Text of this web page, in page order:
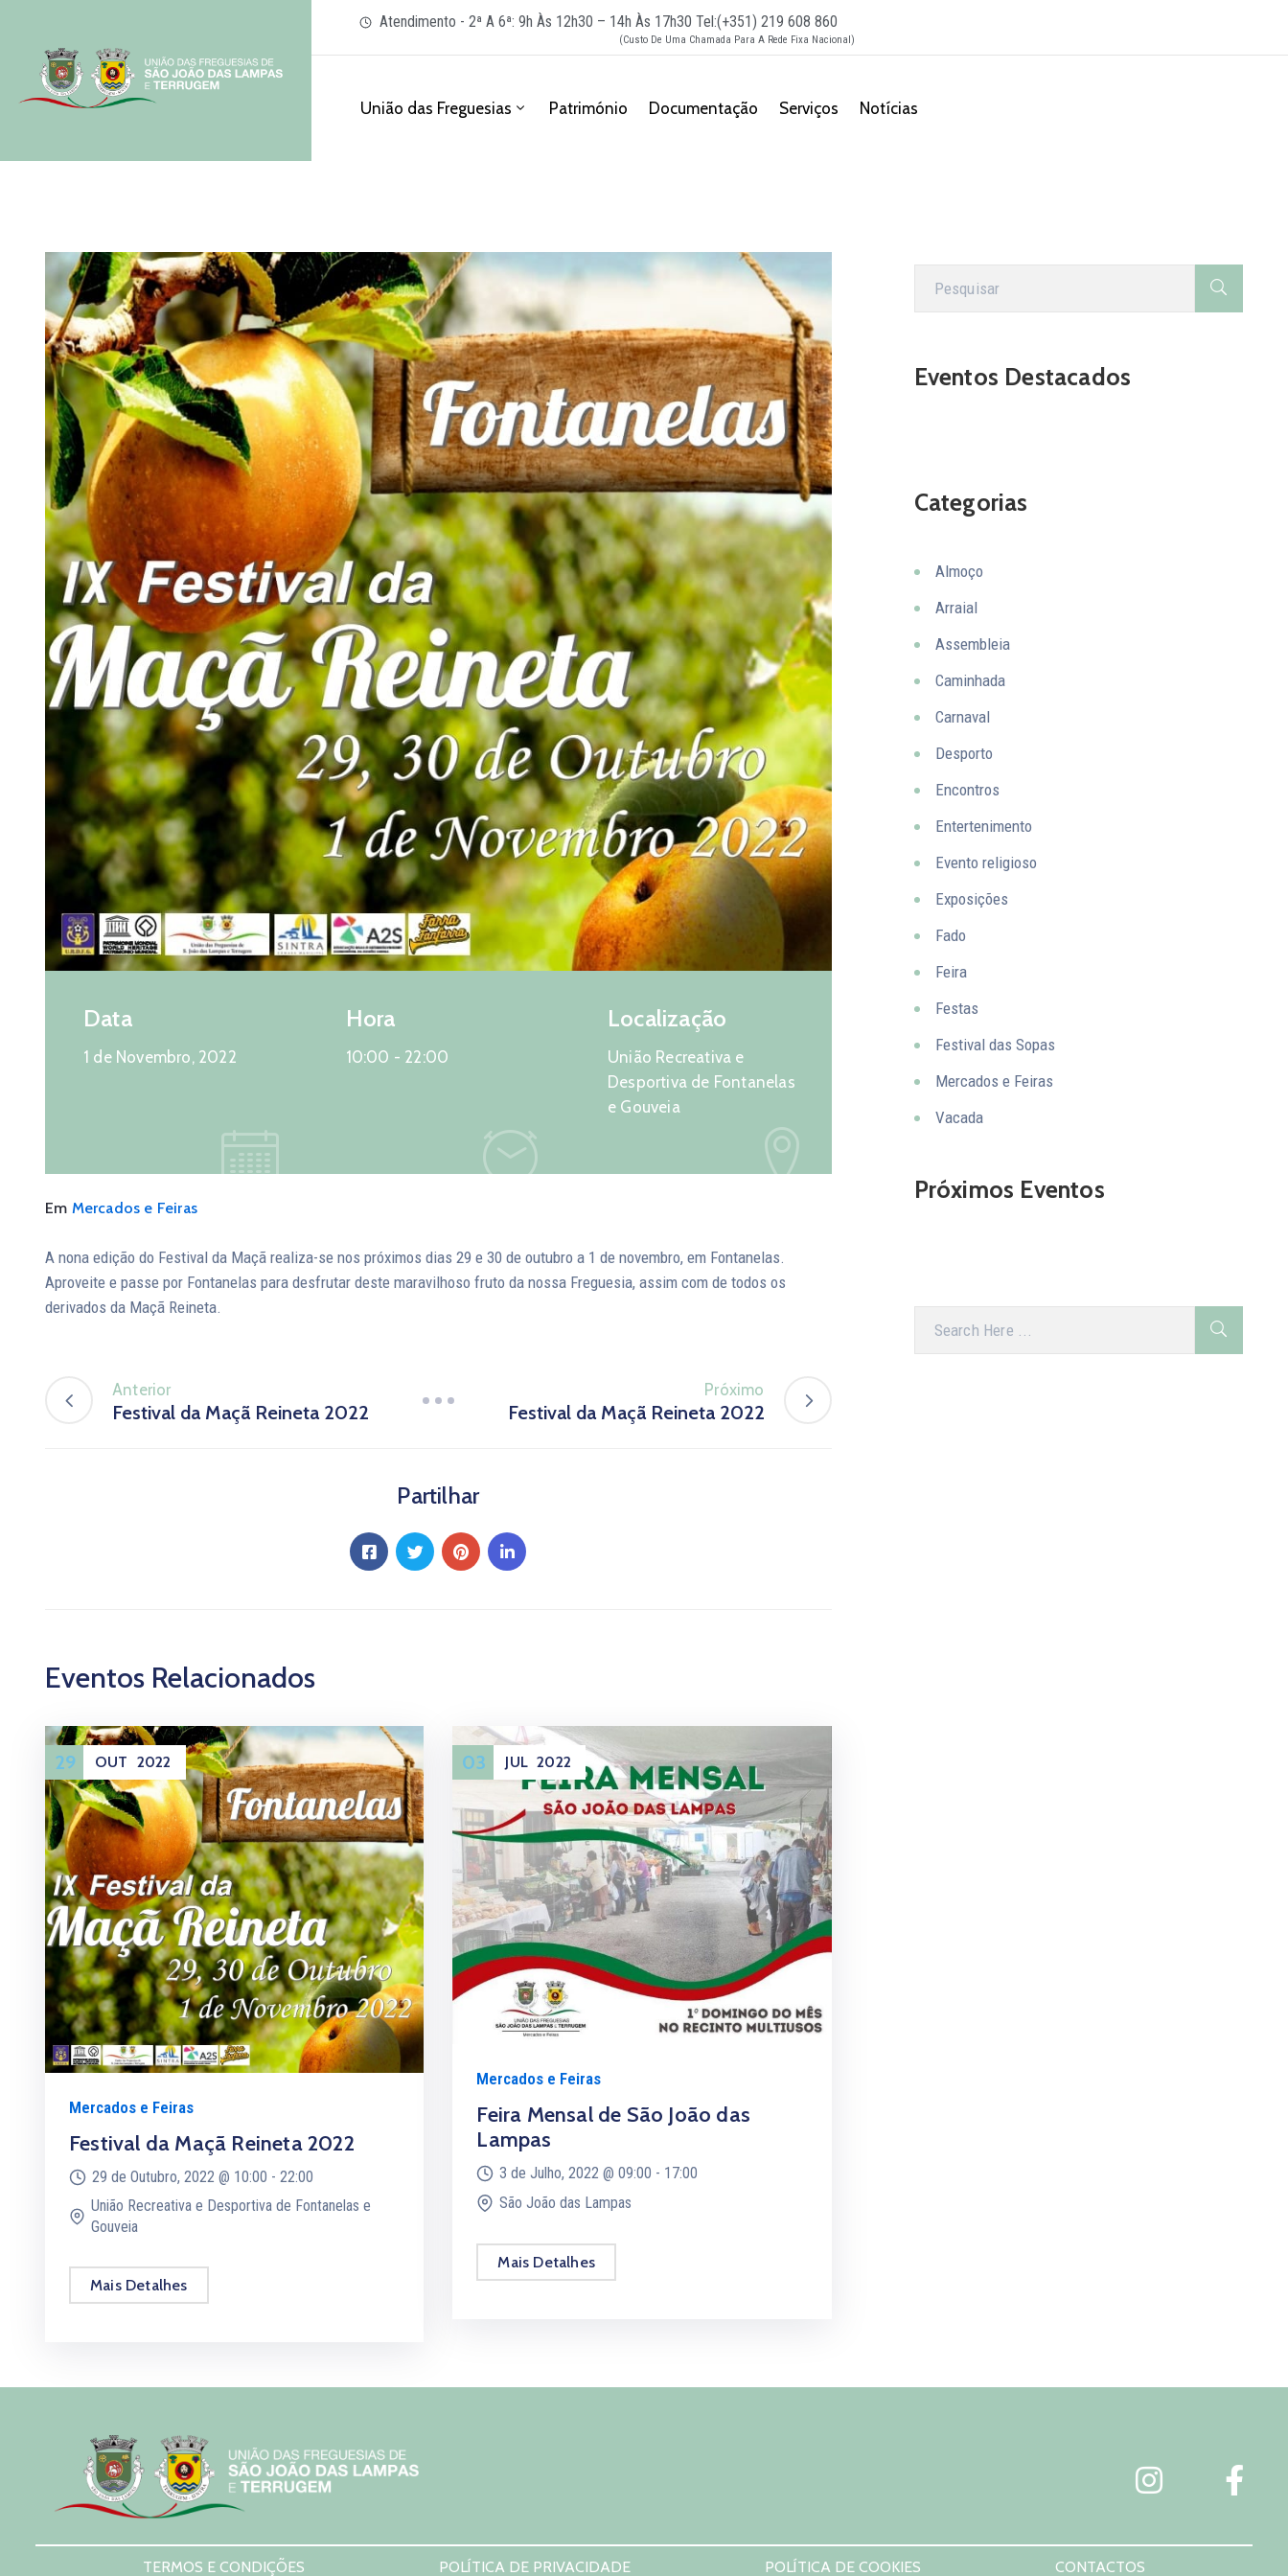
Atendimento - 2ª A 6ª: 9h Às 12h30 – 14h Às 17h30 Tel:(+351) 219 608 860
(Custo De Uma Chamada Para A Rede Fixa Nacional)
União das Freguesias Património Documentação Serviços Notícias
Data
1 de Novembro, 2022
Hora
10:00 - 22:00
Localização
União Recreativa e
Desportiva de Fontanelas
e Gouveia
Em Mercados e Feiras
A nona edição do Festival da Maçã realiza-se nos próximos dias 29 e 30 de outubro a 1 de novembro, em Fontanelas.
Aproveite e passe por Fontanelas para desfrutar deste maravilhoso fruto da nossa Freguesia, assim com de todos os
derivados da Maçã Reineta.
Anterior
Festival da Maçã Reineta 2022
Próximo
Festival da Maçã Reineta 2022
Partilhar
Eventos Relacionados
29 OUT 2022
Mercados e Feiras
Festival da Maçã Reineta 2022
29 de Outubro, 2022 @ 10:00 - 22:00
União Recreativa e Desportiva de Fontanelas e
Gouveia
Mais Detalhes
03 JUL 2022
Mercados e Feiras
Feira Mensal de São João das
Lampas
3 de Julho, 2022 @09:00 - 17:00
São João das Lampas
Mais Detalhes
Eventos Destacados
Categorias
Almoço
Arraial
Assembleia
Caminhada
Carnaval
Desporto
Encontros
Entertenimento
Evento religioso
Exposições
Fado
Feira
Festas
Festival das Sopas
Mercados e Feiras
Vacada
Próximos Eventos
TERMOS E CONDIÇÕES POLÍTICA DE PRIVACIDADE POLÍTICA DE COOKIES CONTACTOS